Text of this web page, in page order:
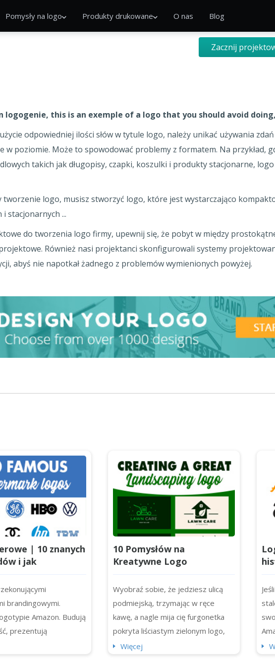
Pomysły na logo Produkty drukowane O nas Blog
Zacznij
logogenie, this is an exemple of a logo that you should avoid
odpowiedniej ilości słów w tytule logo, należy unikać używania zdań
w poziomie. Może to spowodować problemy z formatem. Na przykład,
takich jak długopisy, czapki, koszulki i produkty stacjonarne, logo
logo, musisz stworzyć logo, które jest wystarczająco
stacjonarnych ...
do tworzenia logo firmy, upewnij się, że pobyt w między
Również nasi projektanci skonfigurowali systemy
abyś nie napotkał żadnego z problemów wymienionych powyżej.
| 10 znanych
i jak
własne dla
brandingowymi.
Amazon. Budują
prezentują
Twojej firmy i
10 Pomysłów na
Kreatywne Logo
Krajobrazowe i Jak
Zaprojektować Własne
Wyobraź sobie, że jedziesz ulicą
podmiejską, trzymając w ręce
kawę, a nagle mija cię furgonetka
pokryta liściastym zielonym logo,
które przyciąga uwagę. Dobrze
Więcej
że